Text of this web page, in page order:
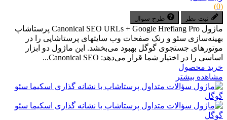
(0)
ثبت نظر طرح سوال
ماژول Canonical SEO URLs + Google Hreflang Pro پرستاشاپ
بهینه‌سازی سئو و رنک صفحات وب سایتهای پرستاشاپی را در
موتورهای جستجوی گوگل بهبود می‌بخشد. این ماژول دو ابزار
اساسی را در اختیار شما قرار می‌دهد: Canonical SEO...
خرید محصول
مشاهده بیشتر